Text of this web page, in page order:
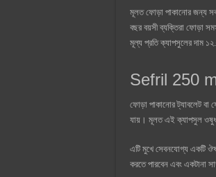
মূলত ফোড়া পাকানোর জন্য
বছর বয়সী ব্যক্তিরা ফোড়া
মূল্য প্রতি ক্যাপসুলের দাম
Sefril 250
ফোড়া পাকানোর ট্যাবলেট বা
যায়। মূলত এই ক্যাপসুল
এটি মুখে সেবনযোগ্য একটি
করতে পারবেন এবং একটানা